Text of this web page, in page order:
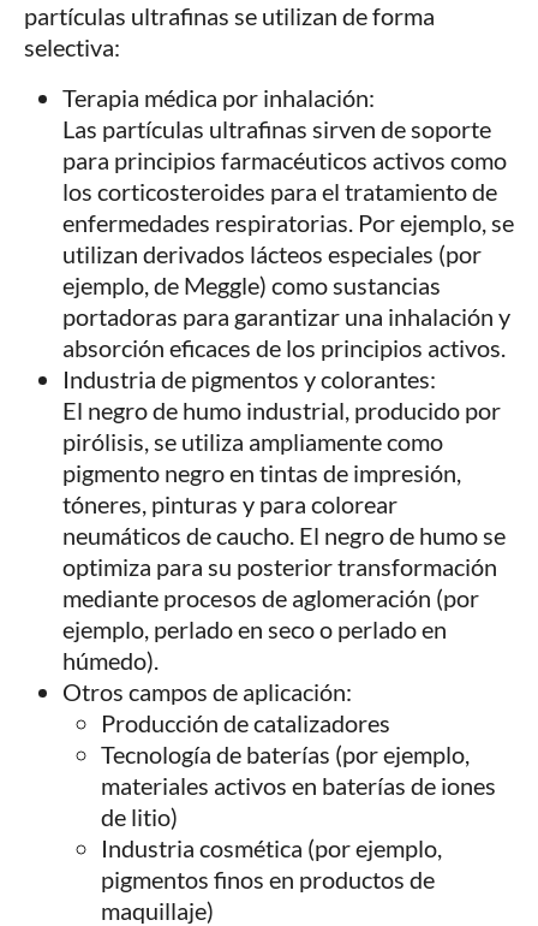
partículas ultrafinas se utilizan de forma
selectiva:
Terapia médica por inhalación:
Las partículas ultrafinas sirven de soporte
para principios farmacéuticos activos como
los corticosteroides para el tratamiento de
enfermedades respiratorias. Por ejemplo, se
utilizan derivados lácteos especiales (por
ejemplo, de Meggle) como sustancias
portadoras para garantizar una inhalación y
absorción eficaces de los principios activos.
Industria de pigmentos y colorantes:
El negro de humo industrial, producido por
pirólisis, se utiliza ampliamente como
pigmento negro en tintas de impresión,
tóneres, pinturas y para colorear
neumáticos de caucho. El negro de humo se
optimiza para su posterior transformación
mediante procesos de aglomeración (por
ejemplo, perlado en seco o perlado en
húmedo).
Otros campos de aplicación:
Producción de catalizadores
Tecnología de baterías (por ejemplo,
materiales activos en baterías de iones
de litio)
Industria cosmética (por ejemplo,
pigmentos finos en productos de
maquillaje)